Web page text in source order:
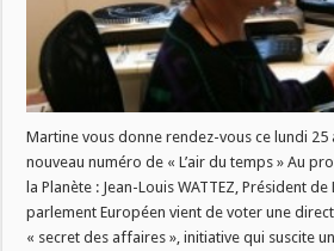
Martine vous donne rendez-vous ce lundi 25
nouveau numéro de « L’air du temps » Au
la Planète : Jean-Louis WATTEZ, Président de
parlement Européen vient de voter une
« secret des affaires », initiative qui suscite